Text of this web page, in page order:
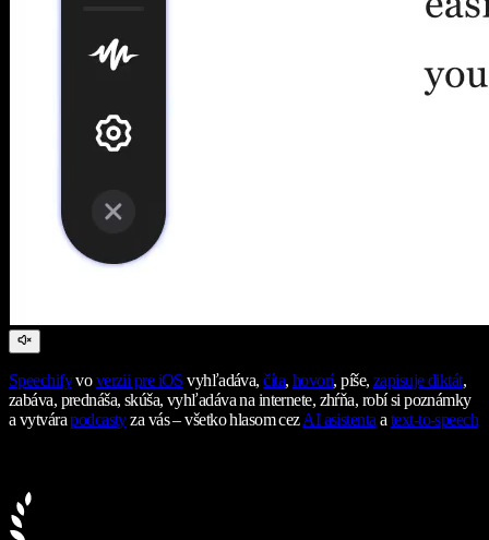
Speechifyvoverzii pre iOS vyhľadáva,číta, hovorí, píše,zapisuje diktát,
zabáva, prednáša, skúša, vyhľadáva na internete, zhŕňa, robí si poznámky
a vytvárapodcastyza vás – všetko hlasom cezAI asistentaatext-to-speech